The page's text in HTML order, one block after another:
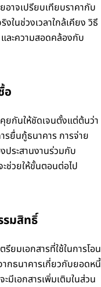
าจเปรียบเทียบราคากับ
ในช่วงเวลาใกล้เคียง วิธี
และความสอดคล้องกับ
อ
ยกันให้ชัดเจนตั้งแต่ต้นว่า
รยื่นกู้ธนาคาร การจ่าย
ประสานงานร่วมกับ
ช่วยให้ขั้นตอนต่อไป
รมสิทธิ์
ยมเอกสารที่ใช้ในการโอน
ากธนาคารเกี่ยวกับยอดหนี้
มีเอกสารเพิ่มเติมในส่วน